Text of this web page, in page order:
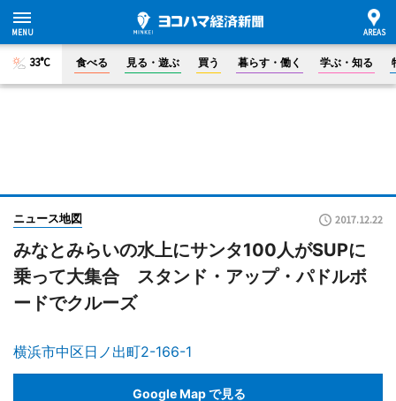
33°C 食べる 見る・遊ぶ 買う 暮らす・働く 学ぶ・知る
ニュース地図 2017.12.22
みなとみらいの水上にサンタ100人がSUPに
乗って大集合 スタンド・アップ・パドルボ
ードでクルーズ
横浜市中区日ノ出町2-166-1
Google Map で見る